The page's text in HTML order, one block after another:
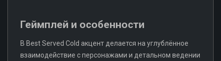
Геймплей и особенности
В Best Served Cold акцент делается на углублённое
взаимодействие с персонажами и детальном ведении